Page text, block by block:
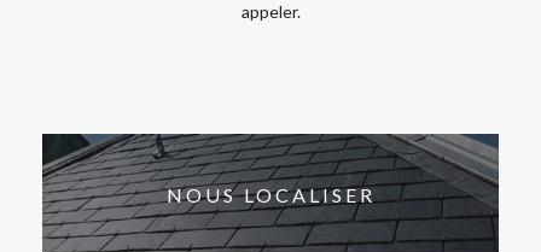
appeler.
NOUS LOCALISER